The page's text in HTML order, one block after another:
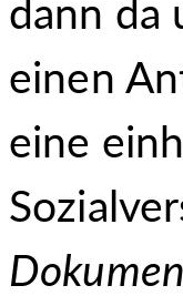
dann da
einen
eine